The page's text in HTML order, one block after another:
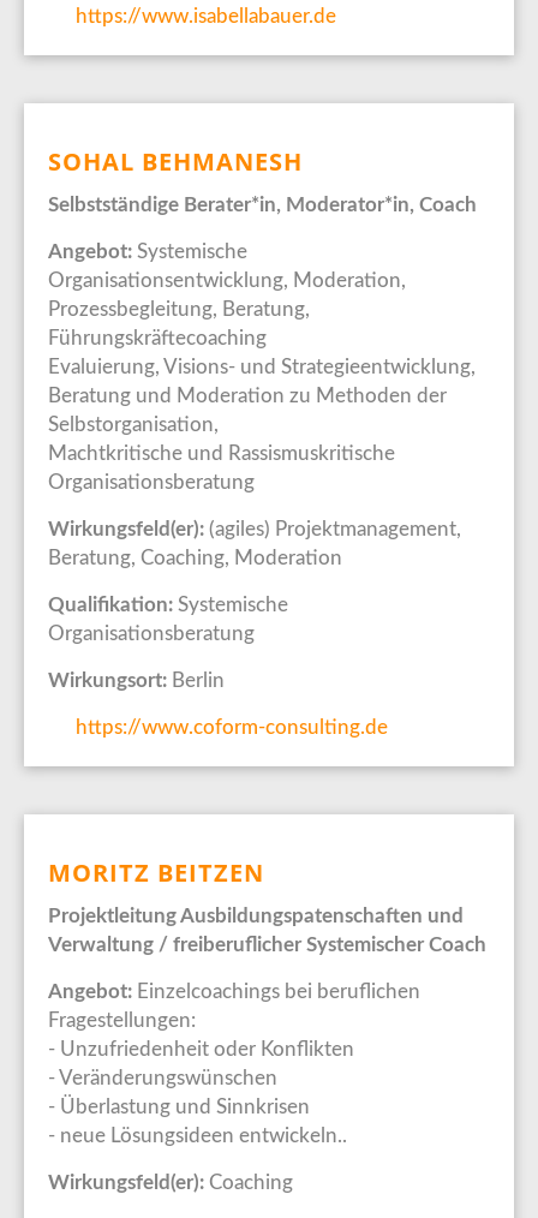
https://www.isabellabauer.de
SOHAL BEHMANESH
Selbstständige Berater*in, Moderator*in, Coach
Angebot: Systemische
Organisationsentwicklung, Moderation,
Prozessbegleitung, Beratung,
Führungskräftecoaching
Evaluierung, Visions- und Strategieentwicklung,
Beratung und Moderation zu Methoden der
Selbstorganisation,
Machtkritische und Rassismuskritische
Organisationsberatung
Wirkungsfeld(er): (agiles) Projektmanagement,
Beratung, Coaching, Moderation
Qualifikation: Systemische
Organisationsberatung
Wirkungsort: Berlin
https://www.coform-consulting.de
MORITZ BEITZEN
Projektleitung Ausbildungspatenschaften und
Verwaltung / freiberuflicher Systemischer Coach
Angebot: Einzelcoachings bei beruflichen
Fragestellungen:
- Unzufriedenheit oder Konflikten
- Veränderungswünschen
- Überlastung und Sinnkrisen
- neue Lösungsideen entwickeln..
Wirkungsfeld(er): Coaching